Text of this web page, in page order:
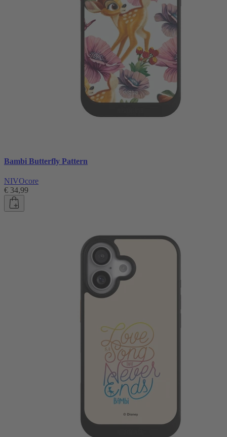
Bambi Butterfly Pattern
NIVOcore
€ 34,99